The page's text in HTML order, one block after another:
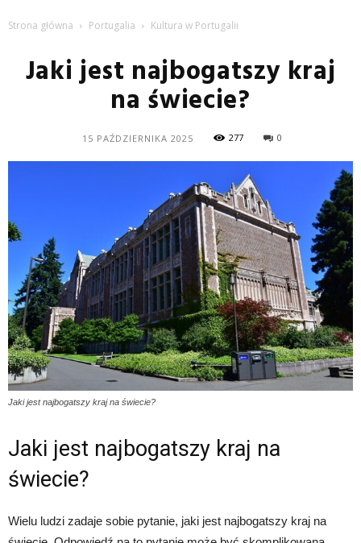
Strona główna Portugalia Kultura w Portugalii
Jaki jest najbogatszy kraj
na świecie?
15 PAŹDZIERNIKA 2025 277 0
Jaki jest najbogatszy kraj na świecie?
Jaki jest najbogatszy kraj na
świecie?
Wielu ludzi zadaje sobie pytanie, jaki jest najbogatszy kraj na